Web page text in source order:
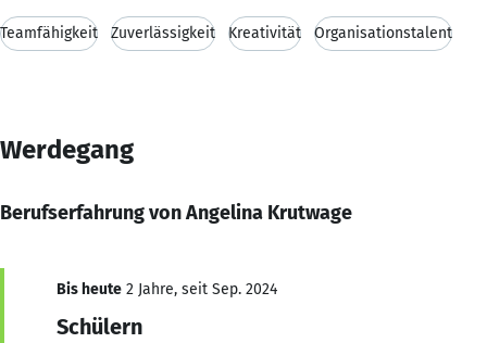
Teamfähigkeit Zuverlässigkeit Kreativität Organisationstalent
Werdegang
Berufserfahrung von Angelina Krutwage
Bis heute 2 Jahre, seit Sep. 2024
Schülern